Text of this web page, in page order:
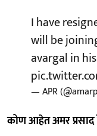
I have
will be
avargal in
— APR
कोण आहेत अमर प्रसाद